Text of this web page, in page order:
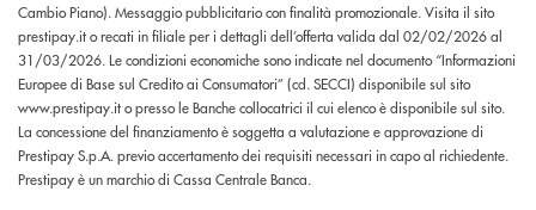
Cambio Piano). Messaggio pubblicitario con finalità promozionale. Visita il sito
prestipay.it o recati in filiale per i dettagli dell’offerta valida dal 02/02/2026 al
31/03/2026. Le condizioni economiche sono indicate nel documento “Informazioni
Europee di Base sul Credito ai Consumatori” (cd. SECCI) disponibile sul sito
www.prestipay.it o presso le Banche collocatrici il cui elenco è disponibile sul sito.
La concessione del finanziamento è soggetta a valutazione e approvazione di
Prestipay S.p.A. previo accertamento dei requisiti necessari in capo al richiedente.
Prestipay è un marchio di Cassa Centrale Banca.